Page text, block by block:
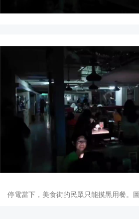
停電當下，美食街的民眾只能摸黑用餐。